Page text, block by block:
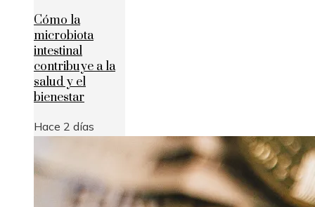
Cómo la
microbiota
intestinal
contribuye a la
salud y el
bienestar
Hace 2 días